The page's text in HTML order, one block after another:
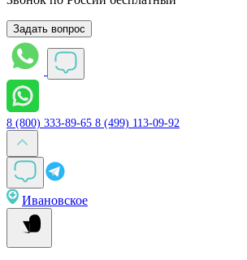
Задать вопрос
8 (800) 333-89-65 8 (499) 113-09-92
Ивановское